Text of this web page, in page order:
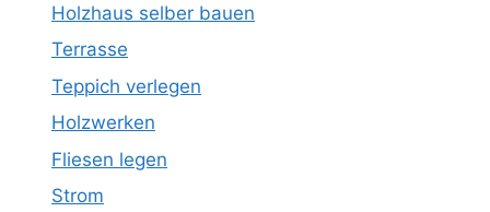
Holzhaus selber bauen
Terrasse
Teppich verlegen
Holzwerken
Fliesen legen
Strom